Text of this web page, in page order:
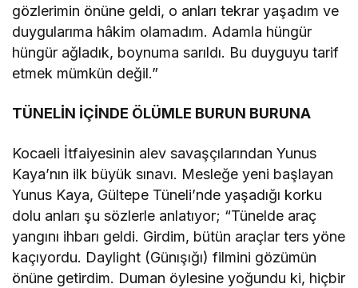
gözlerimin önüne geldi, o anları tekrar yaşadım ve
duygularıma hâkim olamadım. Adamla hüngür
hüngür ağladık, boynuma sarıldı. Bu duyguyu tarif
etmek mümkün değil.”
TÜNELİN İÇİNDE ÖLÜMLE BURUN BURUNA
Kocaeli İtfaiyesinin alev savaşçılarından Yunus
Kaya’nın ilk büyük sınavı. Mesleğe yeni başlayan
Yunus Kaya, Gültepe Tüneli’nde yaşadığı korku
dolu anları şu sözlerle anlatıyor; “Tünelde araç
yangını ihbarı geldi. Girdim, bütün araçlar ters yöne
kaçıyordu. Daylight (Günışığı) filmini gözümün
önüne getirdim. Duman öylesine yoğundu ki, hiçbir